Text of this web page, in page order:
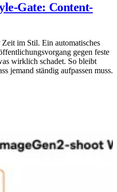
Gate: Content-
im Stil. Ein automatisches
gegen feste
wirklich schadet. So bleibt
jemand ständig aufpassen muss.